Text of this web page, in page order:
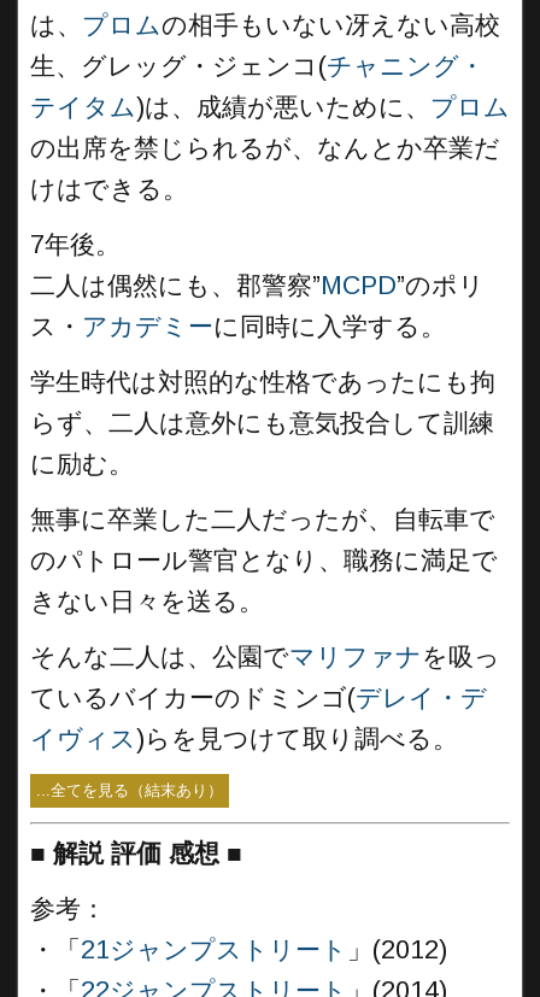
は、 プロムの相手もいない冴えない高校
生、グレッグ・ジェンコ(チャニング・
テイタム)は、成績が悪いために、 プロム
の出席を禁じられるが、なんとか卒業だ
けはできる。
7年後。
二人は偶然にも、郡警察”MCPD”のポリ
ス・ アカデミーに同時に入学する。
学生時代は対照的な性格であったにも拘
らず、二人は意外にも意気投合して訓練
に励む。
無事に卒業した二人だったが、自転車で
のパトロール警官となり、職務に満足で
きない日々を送る。
そんな二人は、公園でマリファナを吸っ
ているバイカーのドミンゴ(デレイ・デ
イヴィス)らを見つけて取り調べる。
...全てを見る（結末あり）
■ 解説 評価 感想 ■
参考：
・「 21ジャンプストリート 」(2012)
・「 22ジャンプストリート 」(2014)